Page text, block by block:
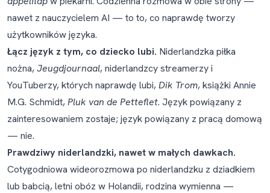
nawet z nauczycielem AI — to to, co naprawdę tworzy
użytkowników języka.
Łącz język z tym, co dziecko lubi. Niderlandzka piłka
nożna,Jeugdjournaal, niderlandzcy streamerzy i
YouTuberzy, których naprawdę lubi,Dik Trom, książki Annie
M.G. Schmidt,Pluk van de Petteflet. Język powiązany z
zainteresowaniem zostaje; język powiązany z pracą domową
— nie.
Prawdziwy niderlandzki, nawet w małych dawkach.
Cotygodniowa wideorozmowa po niderlandzku z dziadkiem
lub babcią, letni obóz w Holandii, rodzina wymienna —